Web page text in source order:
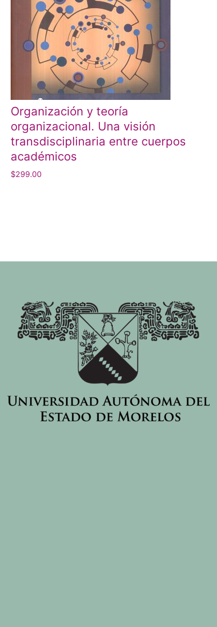
Organización y teoría
organizacional. Una visión
transdisciplinaria entre cuerpos
académicos
$299.00